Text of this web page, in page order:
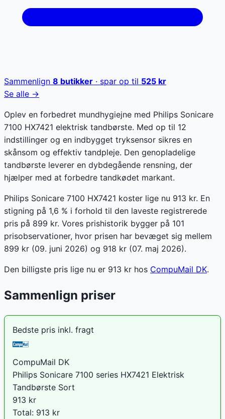
Sammenlign 8 butikker · spar op til 525 kr
Se alle →
Oplev en forbedret mundhygiejne med Philips Sonicare
7100 HX7421 elektrisk tandbørste. Med op til 12
indstillinger og en indbygget tryksensor sikres en
skånsom og effektiv tandpleje. Den genopladelige
tandbørste leverer en dybdegående rensning, der
hjælper med at forbedre tandkødet markant.
Philips Sonicare 7100 HX7421 koster lige nu 913 kr. En
stigning på 1,6 % i forhold til den laveste registrerede
pris på 899 kr. Vores prishistorik bygger på 101
prisobservationer, hvor prisen har bevæget sig mellem
899 kr (09. juni 2026) og 918 kr (07. maj 2026).
Den billigste pris lige nu er 913 kr hos CompuMail DK.
Sammenlign priser
Bedste pris inkl. fragt
CompuMail DK
Philips Sonicare 7100 series HX7421 Elektrisk
Tandbørste Sort
913 kr
Total: 913 kr